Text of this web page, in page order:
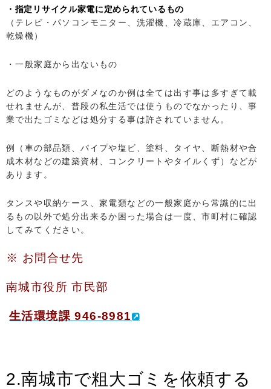
・指定リサイクル家電に定められているもの
（テレビ・パソコンモニター、洗濯機、冷蔵庫、エアコン、
乾燥機）
・一般家庭から出ないもの
どのようなものがダメなのか例は全ては出す事は多すぎて載
せれませんが、普段の私生活では使うものでなかったり、事
業で出たゴミなどは処分する事は許されていません。
例（車の部品類、パイプや塩ビ、塗料、タイヤ、断熱材や合
成木材などの建築資材、コンクリートやタイルくず）などが
あります。
タンスや収納ケース、家電類などの一般家庭から常識的に出
るもの以外で処分出来るか困った場合は一度、市町村に確認
してみてください。
※ お問合せ先
南城市役所 市民部
生活環境課 946-8981
2.南城市で粗大ゴミを依頼する